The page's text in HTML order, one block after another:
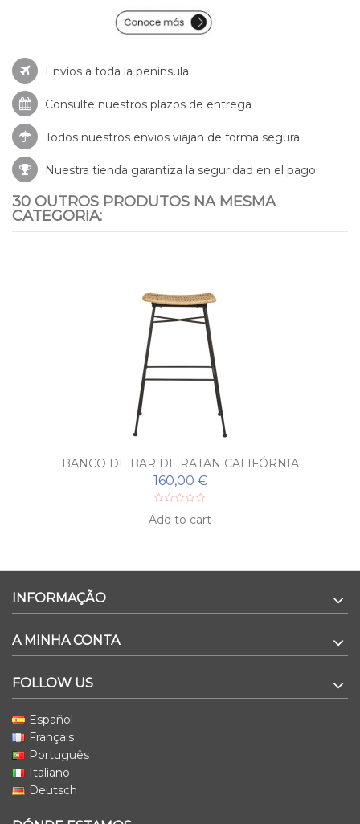
Envíos a toda la península
Consulte nuestros plazos de entrega
Todos nuestros envios viajan de forma segura
Nuestra tienda garantiza la seguridad en el pago
30 OUTROS PRODUTOS NA MESMA
CATEGORIA:
BANCO DE BAR DE RATAN CALIFÓRNIA
160,00 €
Add to cart
INFORMAÇÃO
A MINHA CONTA
FOLLOW US
Español
Français
Português
Italiano
Deutsch